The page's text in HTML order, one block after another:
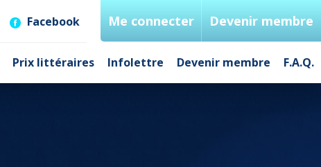
Prix littéraires Infolettre Devenir membre F.A.Q.
Facebook Me connecter Devenir membre